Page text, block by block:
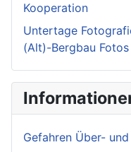
Kooperation
Untertage
(Alt)-Bergbau
Gefahren Über-